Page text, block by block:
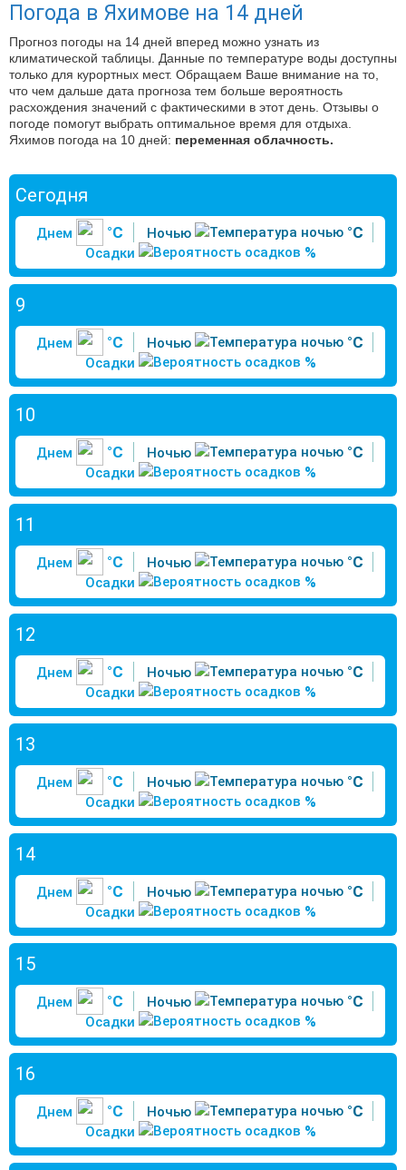
Погода в Яхимове на 14 дней
Прогноз погоды на 14 дней вперед можно узнать из
климатической таблицы. Данные по температуре воды доступны
только для курортных мест. Обращаем Ваше внимание на то,
что чем дальше дата прогноза тем больше вероятность
расхождения значений с фактическими в этот день. Отзывы о
погоде помогут выбрать оптимальное время для отдыха.
Яхимов погода на 10 дней: переменная облачность.
Сегодня
Днем °C Ночью °C
Осадки %
9
Днем °C Ночью °C
Осадки %
10
Днем °C Ночью °C
Осадки %
11
Днем °C Ночью °C
Осадки %
12
Днем °C Ночью °C
Осадки %
13
Днем °C Ночью °C
Осадки %
14
Днем °C Ночью °C
Осадки %
15
Днем °C Ночью °C
Осадки %
16
Днем °C Ночью °C
Осадки %